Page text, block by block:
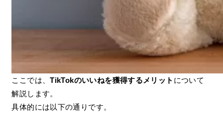
ここでは、TikTokのいいねを獲得するメリット について
解説します。
具体的には以下の通りです。